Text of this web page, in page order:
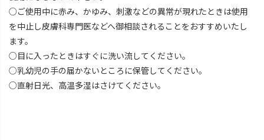
○ご使用中に赤み、かゆみ、刺激などの異常が現れたときは使用
を中止し皮膚科専門医などへ御相談されることをおすすめいたし
ます。
○目に入ったときはすぐに洗い流してください。
○乳幼児の手の届かないところに保管してください。
○直射日光、高温多湿はさけてください。